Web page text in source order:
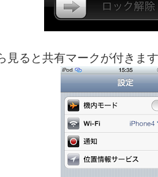
見ると共有マークが付きま